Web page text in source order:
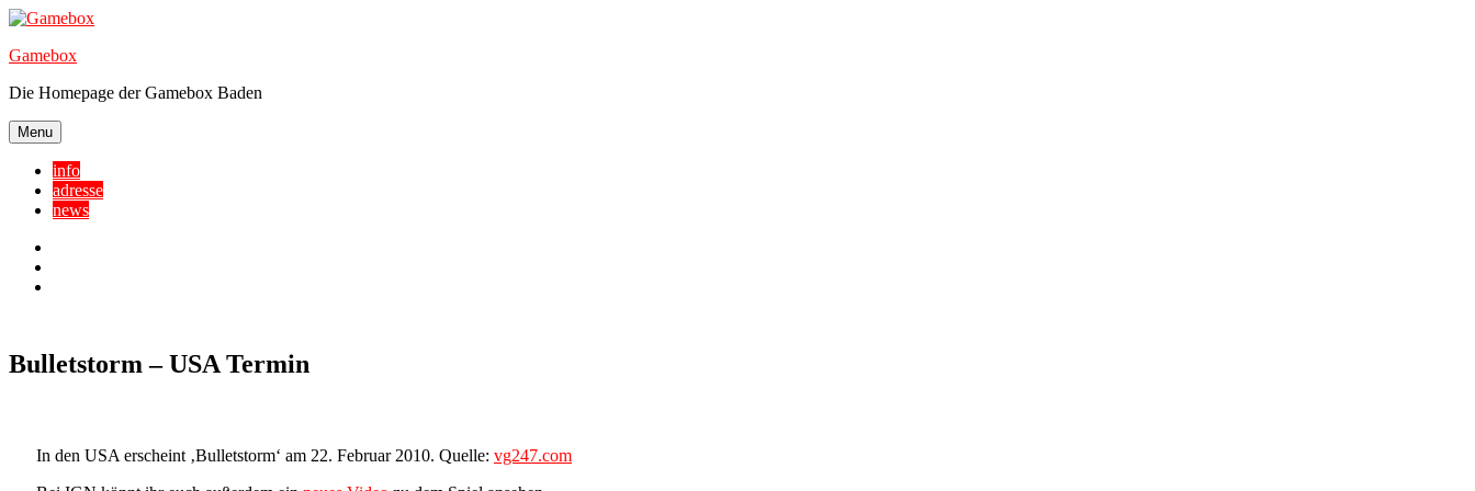
Skip
content
Gamebox
Die Homepage der Gamebox Baden
Menu
info
adresse
news
Bulletstorm – USA Termin
In den USA erscheint ‚Bulletstorm‘ am 22. Februar 2010. Quelle: vg247.com